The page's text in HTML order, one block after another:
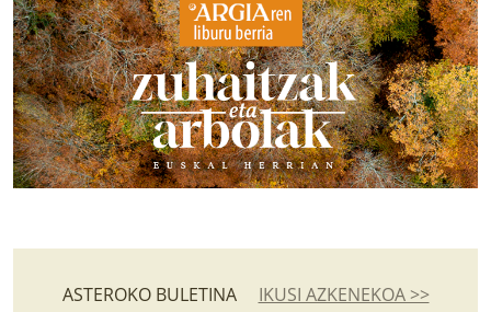
ASTEROKO BULETINA IKUSI AZKENEKOA >>